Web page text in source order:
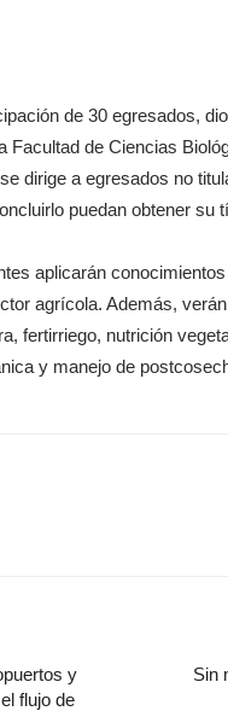
de 30 egresados,
Facultad de Ciencias
dirige a egresados no
puedan obtener su
aplicarán
agrícola. Además,
fertirriego, nutrición
y manejo de
y
flujo de
Sin